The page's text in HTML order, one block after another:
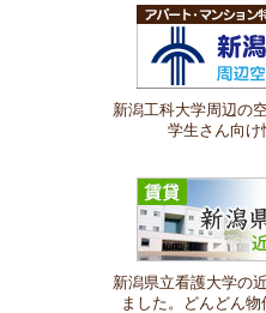
新潟工科大学周辺の
学生さん向け
新潟県立看護大学の
ました。どんどん